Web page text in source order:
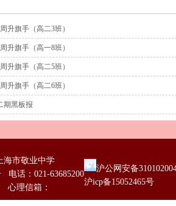
升旗手（高二3班）
升旗手（高一8班）
升旗手（高二5班）
升旗手（高二6班）
期黑板报
海市敬业中学
电话：021-63685200
理信箱：
沪公网安备
沪icp备15052465号